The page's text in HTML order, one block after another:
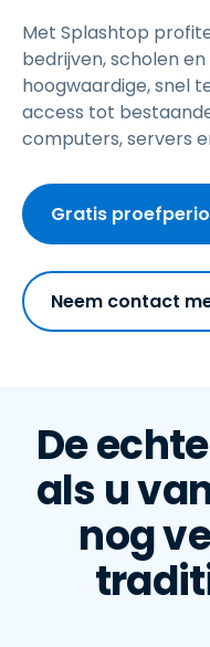
Met Splashtop
bedrijven, scholen
hoogwaardige, snel
access tot
computers, servers
Gratis
Neem contact
De
als u
nog